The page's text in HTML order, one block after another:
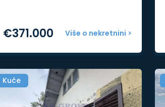
Više o nekretnini >
€371.000
Kuće